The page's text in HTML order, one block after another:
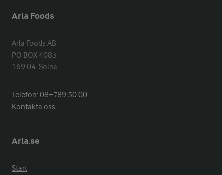
Arla Foods
Arla Foods AB
PO BOX 4083
169 04  Solna
Telefon:08−789 50 00
Kontakta oss
Arla.se
Start